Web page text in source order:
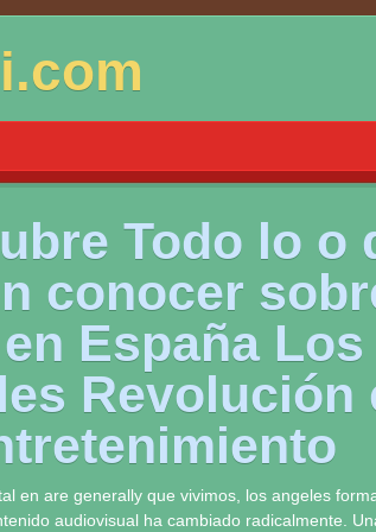
Todo lo o
conocer
España Los
Revolución
en are generally que vivimos, los angeles
audiovisual ha cambiado radicalmente.